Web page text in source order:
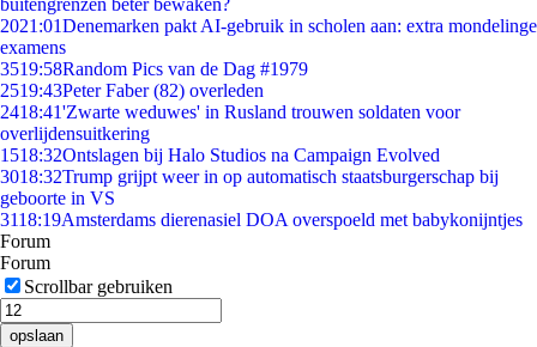
buitengrenzen beter bewaken?
2021:01Denemarken pakt AI-gebruik in scholen aan: extra mondelinge
examens
3519:58Random Pics van de Dag #1979
2519:43Peter Faber (82) overleden
2418:41'Zwarte weduwes' in Rusland trouwen soldaten voor
overlijdensuitkering
1518:32Ontslagen bij Halo Studios na Campaign Evolved
3018:32Trump grijpt weer in op automatisch staatsburgerschap bij
geboorte in VS
3118:19Amsterdams dierenasiel DOA overspoeld met babykonijntjes
Forum
Forum
Scrollbar gebruiken
opslaan